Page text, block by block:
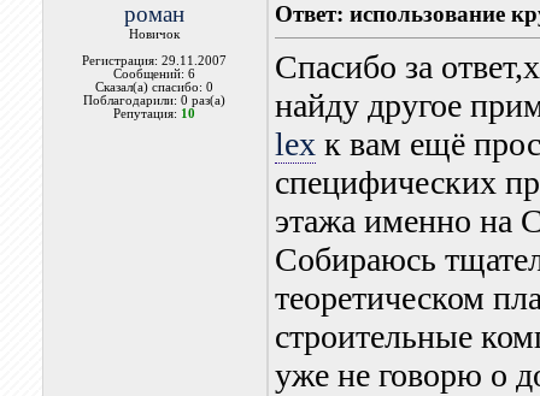
роман
Новичок
Регистрация: 29.11.2007
Сообщений: 6
Сказал(а) спасибо: 0
Поблагодарили: 0 раз(а)
Репутация: 10
Ответ: использование
Спасибо за
найду другое
lex к вам ещё
специфических
этажа именно на
Собираюсь
теоретическом
строительные
уже не говорю о